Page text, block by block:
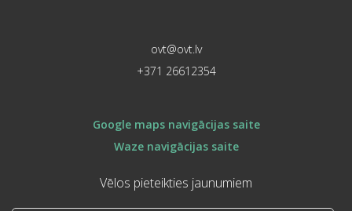
ovt@ovt.lv
+371 26612354
Google maps navigācijas saite
Waze navigācijas saite
Vēlos pieteikties jaunumiem